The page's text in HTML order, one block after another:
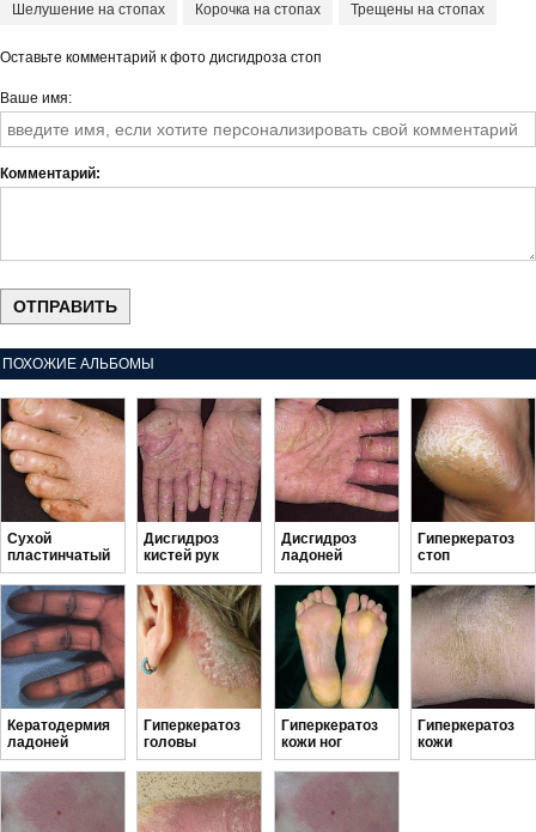
Шелушение на стопах Корочка на стопах Трещены на стопах
Оставьте комментарий к фото дисгидроза стоп
Ваше имя
Комментарий
ПОХОЖИЕ АЛЬБОМЫ
Сухой
пластинчатый
дисгидроз
Дисгидроз
кистей рук
Дисгидроз
ладоней
Гиперкератоз
стоп
Кератодермия
ладоней
Гиперкератоз
головы
Гиперкератоз
кожи ног
Гиперкератоз
кожи